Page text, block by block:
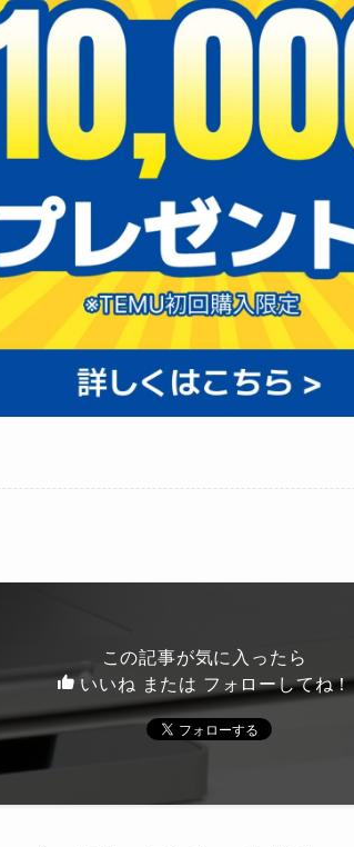
この記事が気に入ったら
いいね または フォローしてね！